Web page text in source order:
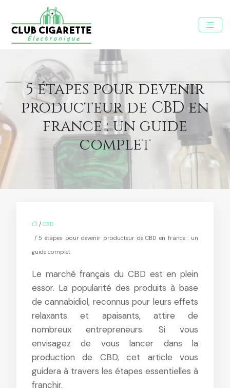
5 étapes pour devenir
producteur de CBD en
france : un guide
complet
/ CBD
/ 5 étapes pour devenir producteur de CBD en france : un
guide complet
Le marché français du CBD est en plein
essor. La popularité des produits à base
de cannabidiol, reconnus pour leurs effets
relaxants et apaisants, attire de
nombreux entrepreneurs. Si vous
envisagez de vous lancer dans la
production de CBD, cet article vous
guidera à travers les étapes essentielles à
franchir.